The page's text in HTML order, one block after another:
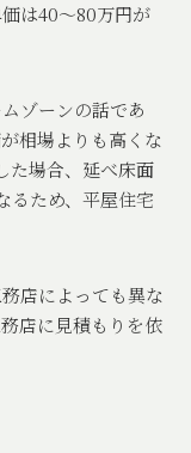
は40〜80万円が
ゾーンの話であ
相場よりも高くな
た場合、延べ床面
るため、平屋住宅
店によっても異な
店に見積もりを依